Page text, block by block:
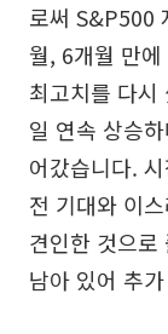
로써 S&P500
월, 6개월 만
최고치를 다시
일 연속 상승
어갔습니다.
전 기대와 이
견인한 것으로
남아 있어 추